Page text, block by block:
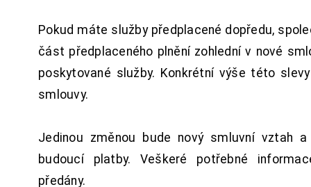
Pokud máte služby předplacené dopředu,
část předplaceného plnění zohlední v nové
poskytované služby. Konkrétní výše této
smlouvy.
Jedinou změnou bude nový smluvní vztah
budoucí platby. Veškeré potřebné
předány.